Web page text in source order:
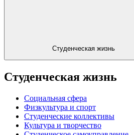
Студенческая жизнь
Студенческая жизнь
Социальная сфера
Физкультура и спорт
Студенческие коллективы
Культура и творчество